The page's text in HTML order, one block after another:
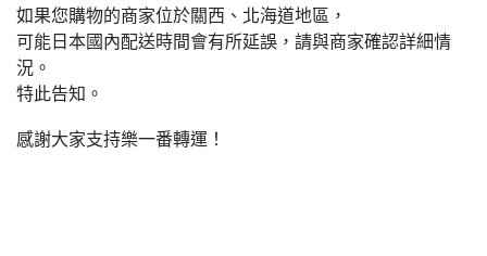
如果您購物的商家位於關西、北海道地區，
可能日本國內配送時間會有所延誤，請與商家確認詳細情
況。
特此告知。
感謝大家支持樂一番轉運！